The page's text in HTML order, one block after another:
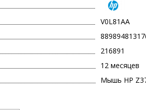
V0L81AA
216891
12 месяцев
Мышь HP